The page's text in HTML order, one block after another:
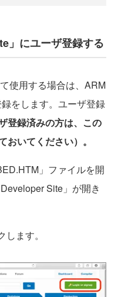
」にユーザ登録する
使用する場合は、ARM
をします。ユーザ登録
ザ登録済みの方は、この
いてください）。
」ファイルを開
Site」が開き
ます。